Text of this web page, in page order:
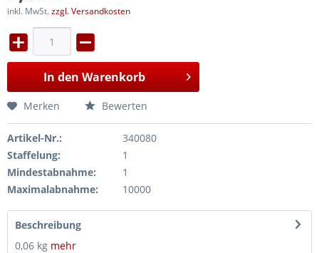
inkl. MwSt.zzgl. Versandkosten
In den Warenkorb
Merken Bewerten
Artikel-Nr.:
340080
Staffelung:
1
Mindestabnahme:
1
Maximalabnahme:
10000
Beschreibung
0,06 kg mehr